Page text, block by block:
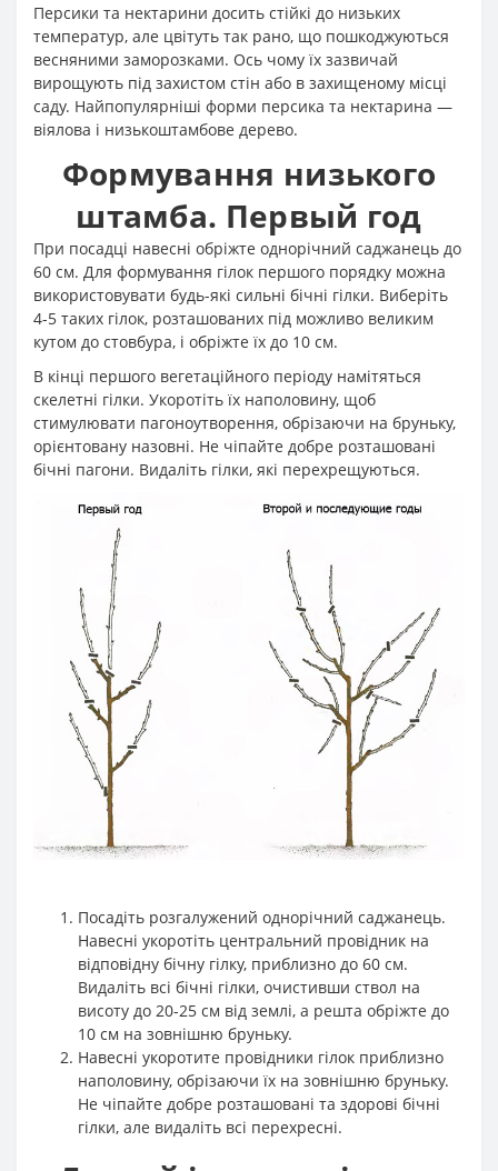
Персики та нектарини досить стійкі до низьких
температур, але цвітуть так рано, що пошкоджуються
весняними заморозками. Ось чому їх зазвичай
вирощують під захистом стін або в захищеному місці
саду. Найпопулярніші форми персика та нектарина —
віялова і низькоштамбове дерево.
Формування низького
штамба. Первый год
При посадці навесні обріжте однорічний саджанець до
60 см. Для формування гілок першого порядку можна
використовувати будь-які сильні бічні гілки. Виберіть
4-5 таких гілок, розташованих під можливо великим
кутом до стовбура, і обріжте їх до 10 см.
В кінці першого вегетаційного періоду намітяться
скелетні гілки. Укоротіть їх наполовину, щоб
стимулювати пагоноутворення, обрізаючи на бруньку,
орієнтовану назовні. Не чіпайте добре розташовані
бічні пагони. Видаліть гілки, які перехрещуються.
Посадіть розгалужений однорічний саджанець.
Навесні укоротіть центральний провідник на
відповідну бічну гілку, приблизно до 60 см.
Видаліть всі бічні гілки, очистивши ствол на
висоту до 20-25 см від землі, а решта обріжте до
10 см на зовнішню бруньку.
Навесні укоротите провідники гілок приблизно
наполовину, обрізаючи їх на зовнішню бруньку.
Не чіпайте добре розташовані та здорові бічні
гілки, але видаліть всі перехресні.